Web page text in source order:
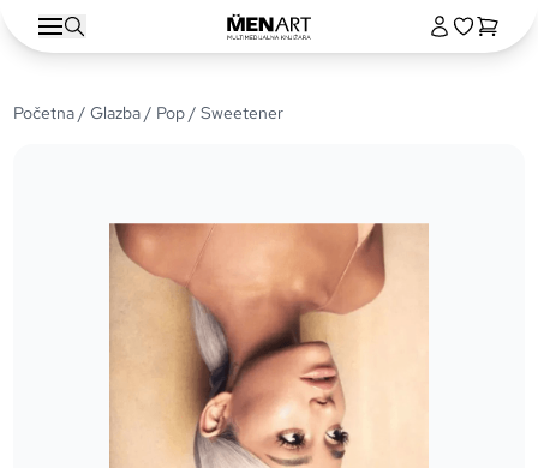
Početna/Glazba/ Pop/ Sweetener